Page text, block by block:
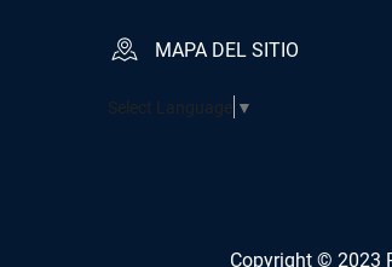
MAPA DEL SITIO
Select Language ▼
Copyright © 2023